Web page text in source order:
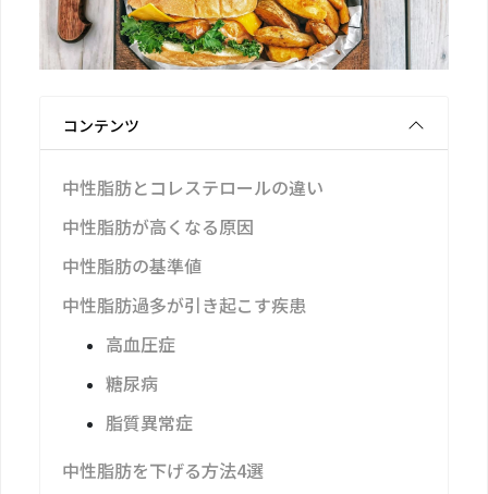
コンテンツ
中性脂肪とコレステロールの違い
中性脂肪が高くなる原因
中性脂肪の基準値
中性脂肪過多が引き起こす疾患
高血圧症
糖尿病
脂質異常症
中性脂肪を下げる方法4選